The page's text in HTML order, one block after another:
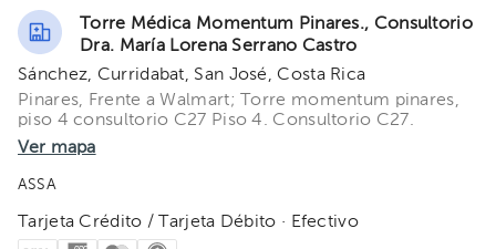
Torre Médica Momentum Pinares., Consultorio
Dra. María Lorena Serrano Castro
Sánchez, Curridabat, San José, Costa Rica
Pinares, Frente a Walmart; Torre momentum pinares,
piso 4 consultorio C27 Piso 4. Consultorio C27.
Ver mapa
ASSA
Tarjeta Crédito / Tarjeta Débito · Efectivo